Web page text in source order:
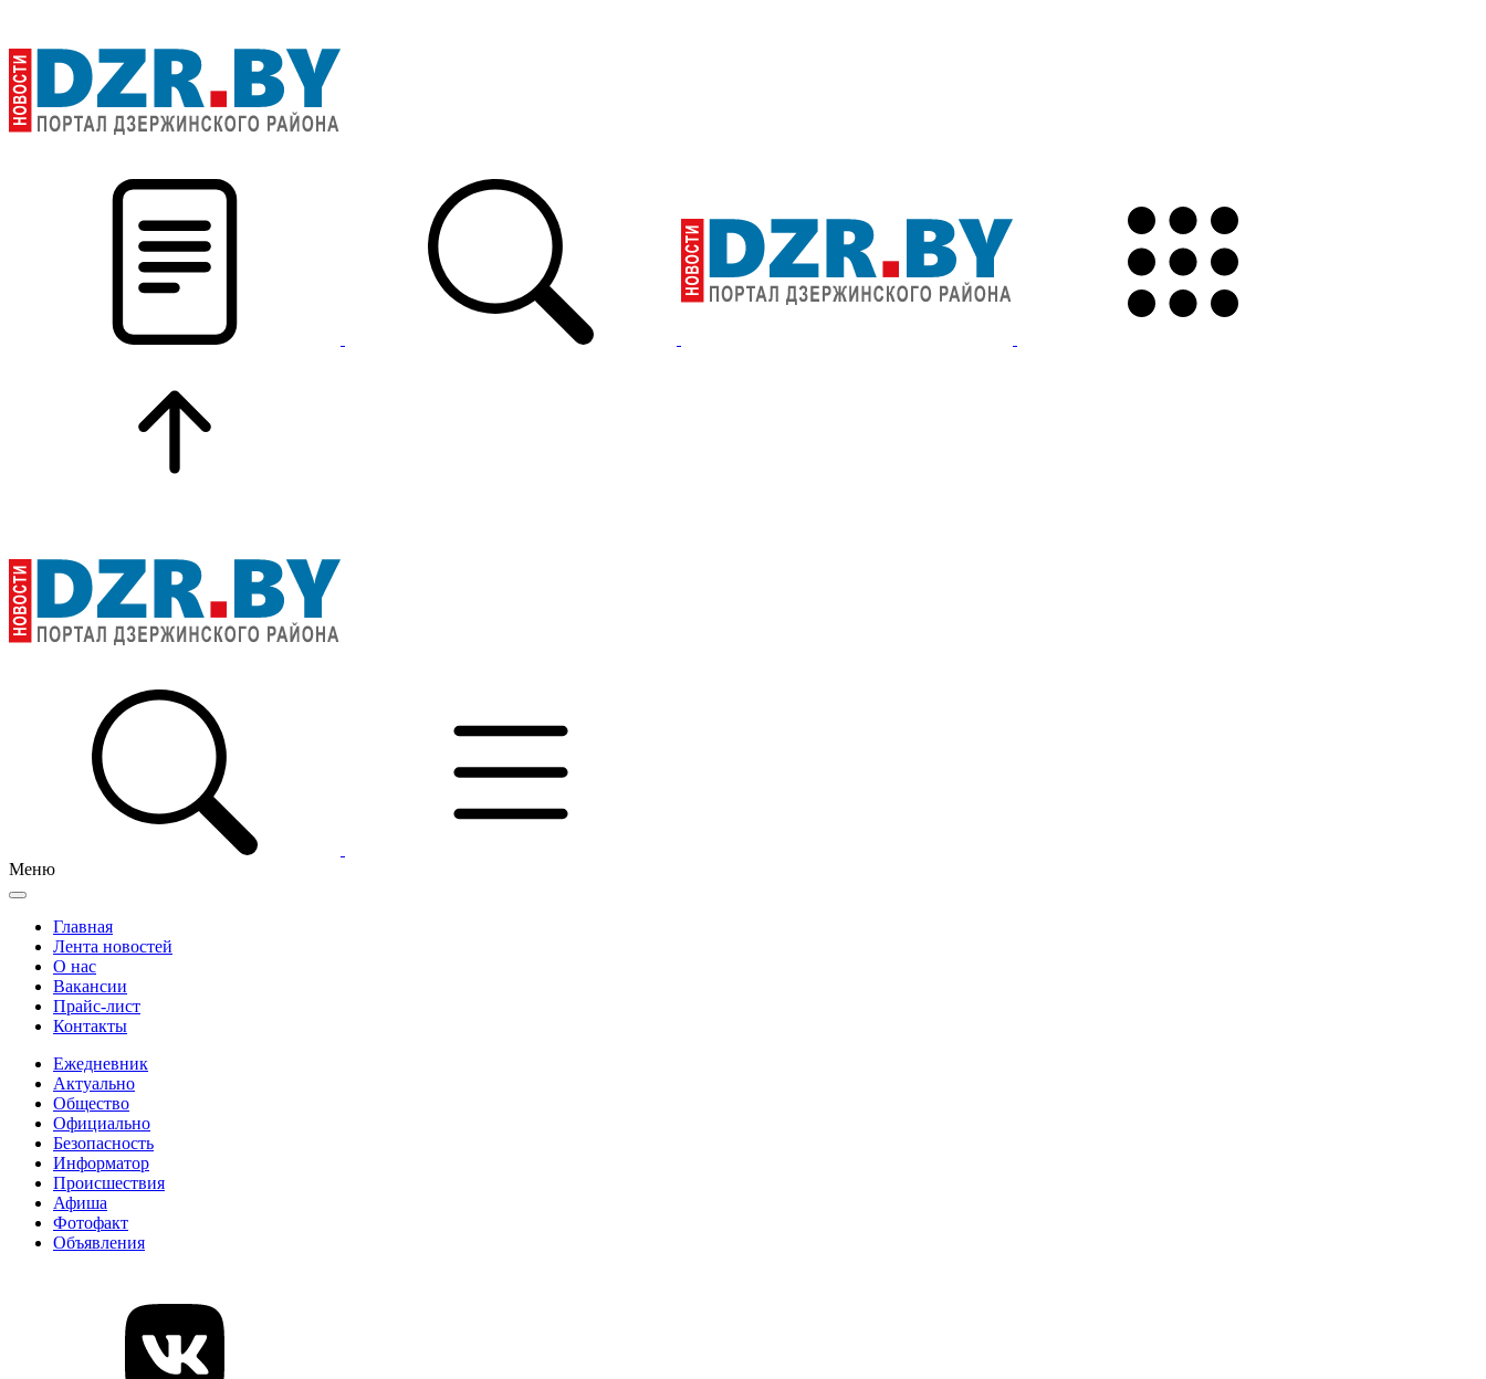
Меню
Главная
Лента новостей
О нас
Вакансии
Прайс-лист
Контакты
Ежедневник
Актуально
Общество
Официально
Безопасность
Информатор
Происшествия
Афиша
Фотофакт
Объявления